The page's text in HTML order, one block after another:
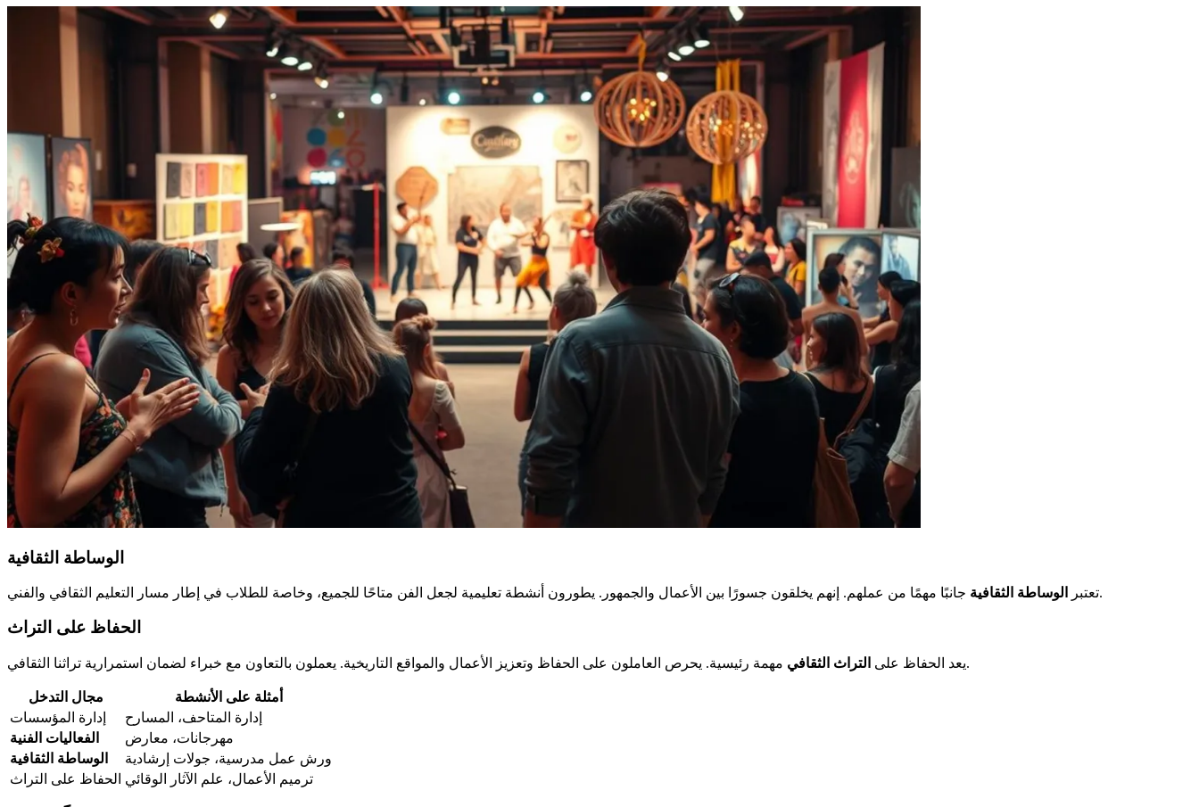
الوساطة الثقافية
تعتبر الوساطة الثقافية جانبًا مهمًا من عملهم. إنهم يخلقون جسورًا بين الأعمال والجمهور. يطورون أنشطة تعليمية لجعل الفن متاحًا للجميع، وخاصة للطلاب في إطار مسار التعليم الثقافي والفني.
الحفاظ على التراث
يعد الحفاظ على التراث الثقافي مهمة رئيسية. يحرص العاملون على الحفاظ وتعزيز الأعمال والمواقع التاريخية. يعملون بالتعاون مع خبراء لضمان استمرارية تراثنا الثقافي.
مجال التدخل
أمثلة على الأنشطة
إدارة المؤسسات
إدارة المتاحف، المسارح
الفعاليات الفنية
مهرجانات، معارض
الوساطة الثقافية
ورش عمل مدرسية، جولات إرشادية
الحفاظ على التراث ترميم الأعمال، علم الآثار الوقائي